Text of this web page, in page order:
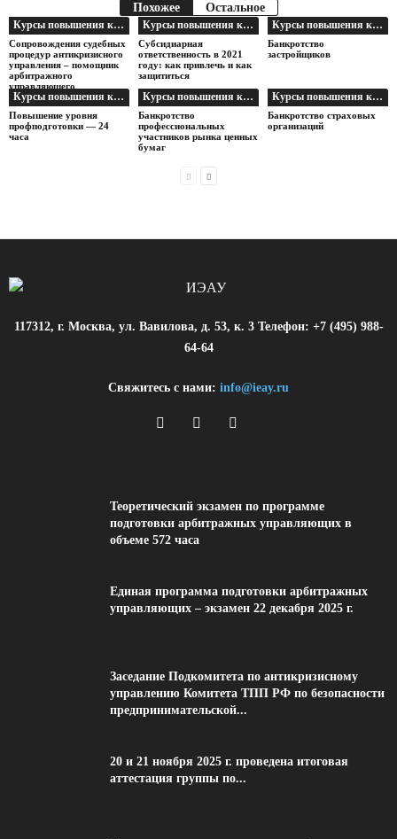
Похожее Остальное
Курсы повышения квалификации арбитражных управляющих
Сопровождения судебных
процедур антикризисного
управления – помощник
арбитражного
управляющего
Курсы повышения квалификации арбитражных управляющих
Субсидиарная
ответственность в 2021
году: как привлечь и как
защититься
Курсы повышения квалификации арбитражных управляющих
Банкротство
застройщиков
Курсы повышения квалификации арбитражных управляющих
Повышение уровня
профподготовки — 24
часа
Курсы повышения квалификации арбитражных управляющих
Банкротство
профессиональных
участников рынка ценных
бумаг
Курсы повышения квалификации арбитражных управляющих
Банкротство страховых
организаций
117312, г. Москва, ул. Вавилова, д. 53, к. 3 Телефон: +7 (495) 988-
64-64
Свяжитесь с нами: info@ieay.ru
Теоретический экзамен по программе
подготовки арбитражных управляющих в
объеме 572 часа
Единая программа подготовки арбитражных
управляющих – экзамен 22 декабря 2025 г.
Заседание Подкомитета по антикризисному
управлению Комитета ТПП РФ по безопасности
предпринимательской...
20 и 21 ноября 2025 г. проведена итоговая
аттестация группы по...